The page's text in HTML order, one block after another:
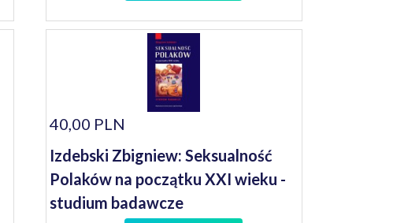
40,00 PLN
Izdebski Zbigniew: Seksualność
Polaków na początku XXI wieku -
studium badawcze